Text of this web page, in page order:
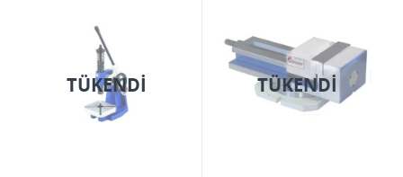
TÜKENDI TÜKENDI